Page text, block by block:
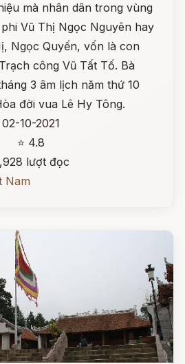
mà nhân dân trong vùng
Vũ Thị Ngọc Nguyên hay
Ngọc Quyến, vốn là con
công Vũ Tất Tố. Bà
3 âm lịch năm thứ 10
đời vua Lê Hy Tông.
02-10-2021
⭐ 4.8
lượt đọc
Nam